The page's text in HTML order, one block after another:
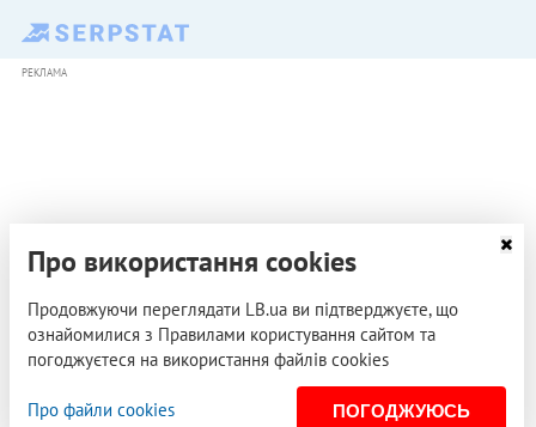
РЕКЛАМА
Про використання cookies
Продовжуючи переглядати LB.ua ви підтверджуєте, що
ознайомилися з Правилами користування сайтом та
погоджуєтеся на використання файлів cookies
Про файли cookies ПОГОДЖУЮСЬ